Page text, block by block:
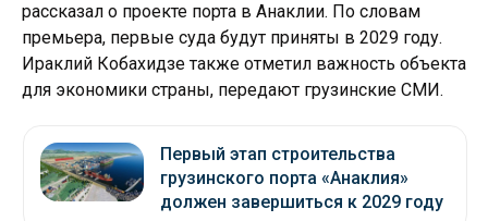
рассказал о проекте порта в Анаклии. По словам
премьера, первые суда будут приняты в 2029 году.
Ираклий Кобахидзе также отметил важность объекта
для экономики страны, передают грузинские СМИ.
Первый этап строительства
грузинского порта «Анаклия»
должен завершиться к 2029 году